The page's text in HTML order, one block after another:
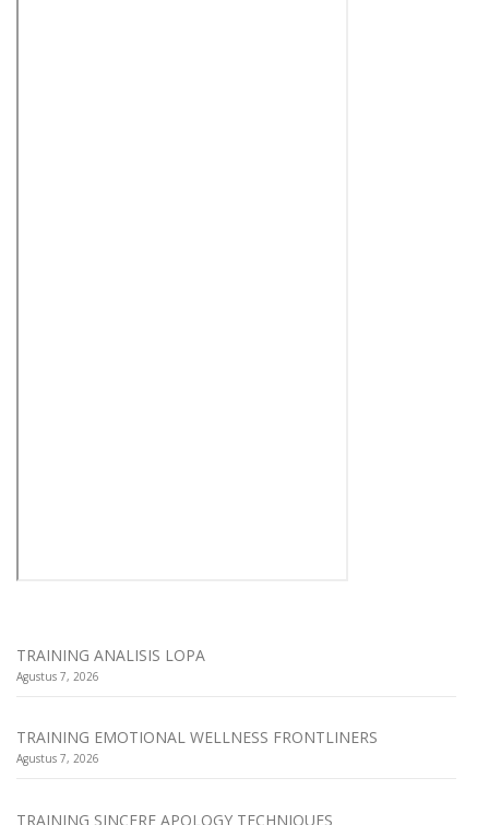
TRAINING ANALISIS LOPA
Agustus 7, 2026
TRAINING EMOTIONAL WELLNESS FRONTLINERS
Agustus 7, 2026
TRAINING SINCERE APOLOGY TECHNIQUES